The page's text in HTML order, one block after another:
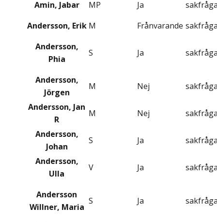
Amin, Jabar MP Ja
Andersson, Erik M Frånvarande
Andersson,
Phia
S Ja
Andersson,
Jörgen
M Nej
Andersson, Jan
R
M Nej
Andersson,
Johan
S Ja
Andersson,
Ulla
V Ja
Andersson
Willner, Maria
S Ja